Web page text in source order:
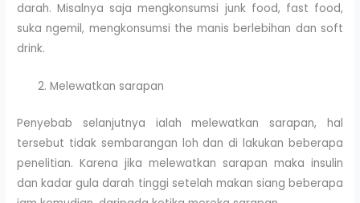
darah. Misalnya saja mengkonsumsi junk food, fast food,
suka ngemil, mengkonsumsi the manis berlebihan dan soft
drink.
Melewatkan sarapan
Penyebab selanjutnya ialah melewatkan sarapan, hal
tersebut tidak sembarangan loh dan di lakukan beberapa
penelitian. Karena jika melewatkan sarapan maka insulin
dan kadar gula darah tinggi setelah makan siang beberapa